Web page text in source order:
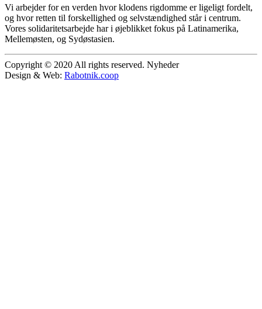
Vi arbejder for en verden hvor klodens rigdomme er ligeligt fordelt,
og hvor retten til forskellighed og selvstændighed står i centrum.
Vores solidaritetsarbejde har i øjeblikket fokus på Latinamerika,
Mellemøsten, og Sydøstasien.
Copyright © 2020 All rights reserved. Nyheder
Design & Web: Rabotnik.coop